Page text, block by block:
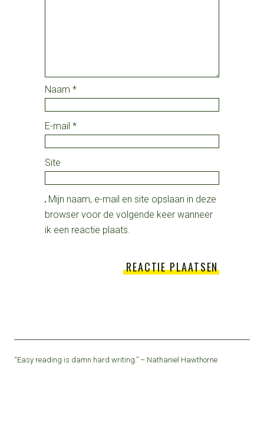
Naam *
E-mail *
Site
Mijn naam, e-mail en site opslaan in deze
browser voor de volgende keer wanneer
ik een reactie plaats.
“Easy reading is damn hard writing.” – Nathaniel Hawthorne